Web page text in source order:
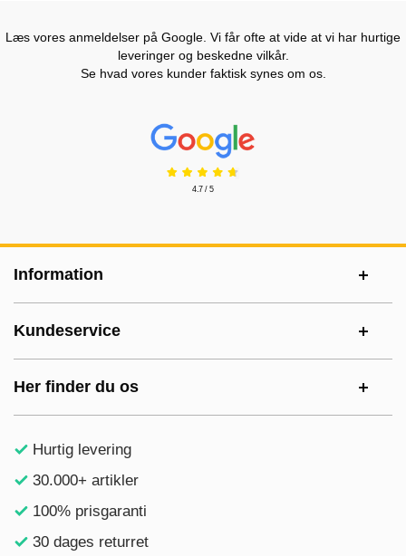
Læs vores anmeldelser på Google. Vi får ofte at vide at vi har hurtige
leveringer og beskedne vilkår.
Se hvad vores kunder faktisk synes om os.
Prisjakt Anmeldelser: 4.7 Stjerne
4.7 / 5
Information
Kundeservice
Her finder du os
Hurtig levering
30.000+ artikler
100% prisgaranti
30 dages returret